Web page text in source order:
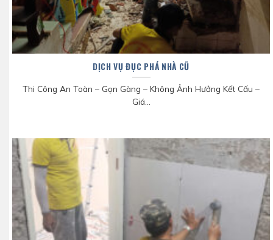
DỊCH VỤ ĐỤC PHÁ NHÀ CŨ
Thi Công An Toàn – Gọn Gàng – Không Ảnh Hưởng Kết Cấu –
Giá...